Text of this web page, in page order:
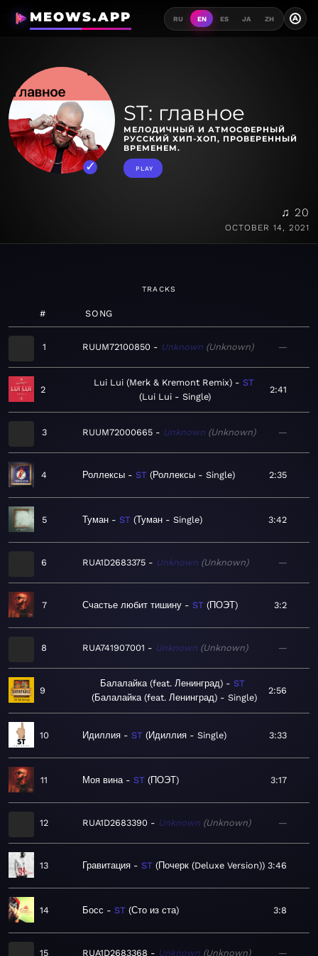
MEOWS.APP RU EN ES JA ZH A
ST: главное
МЕЛОДИЧНЫЙ И АТМОСФЕРНЫЙ
РУССКИЙ ХИП-ХОП, ПРОВЕРЕННЫЙ
ВРЕМЕНЕМ.
PLAY
♫ 20
OCTOBER 14, 2021
TRACKS
# SONG
1 RUUM72100850 Unknown Unknown —
2
Lui Lui (Merk & Kremont Remix)
ST
Lui Lui - Single
2:41
3 RUUM72000665 Unknown Unknown —
4 Роллексы ST Роллексы - Single 2:35
5 Туман ST Туман - Single 3:42
6 RUA1D2683375 Unknown Unknown —
7 Счастье любит тишину ST ПОЭТ 3:2
8 RUA741907001 Unknown Unknown —
9
Балалайка (feat. Ленинград)
ST
Балалайка (feat. Ленинград) - Single
2:56
10 Идиллия ST Идиллия - Single 3:33
11 Моя вина ST ПОЭТ 3:17
12 RUA1D2683390 Unknown Unknown —
13 Гравитация ST Почерк (Deluxe Version) 3:46
14 Босс ST Сто из ста 3:8
15 RUA1D2683368 Unknown Unknown —